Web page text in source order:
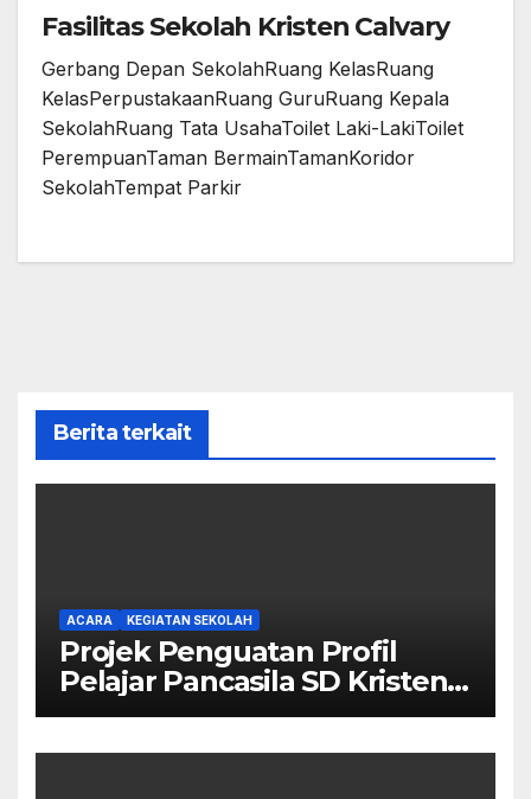
Fasilitas Sekolah Kristen Calvary
Gerbang Depan SekolahRuang KelasRuang
KelasPerpustakaanRuang GuruRuang Kepala
SekolahRuang Tata UsahaToilet Laki-LakiToilet
PerempuanTaman BermainTamanKoridor
SekolahTempat Parkir
Berita terkait
ACARA KEGIATAN SEKOLAH
Projek Penguatan Profil
Pelajar Pancasila SD Kristen
Calvary